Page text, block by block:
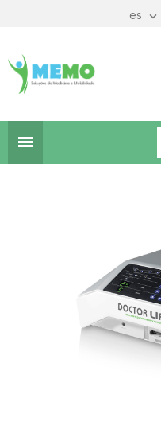
es 
